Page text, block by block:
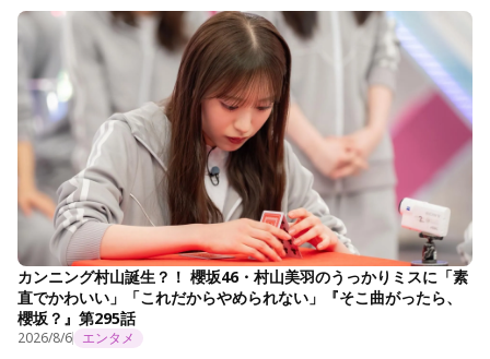
カンニング村山誕生？！ 櫻坂46・村山美羽のうっかりミスに「素
直でかわいい」「これだからやめられない」『そこ曲がったら、
櫻坂？』第295話
2026/8/6 エンタメ